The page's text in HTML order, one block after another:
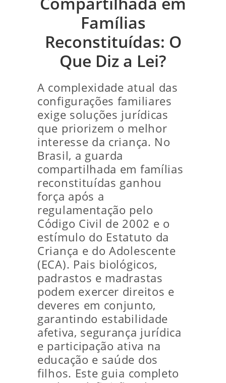
Famílias
Reconstituídas: O
Que Diz a Lei?
A complexidade atual das
configurações familiares
exige soluções jurídicas
que priorizem o melhor
interesse da criança. No
Brasil, a guarda
compartilhada em famílias
reconstituídas ganhou
força após a
regulamentação pelo
Código Civil de 2002 e o
estímulo do Estatuto da
Criança e do Adolescente
(ECA). Pais biológicos,
padrastos e madrastas
podem exercer direitos e
deveres em conjunto,
garantindo estabilidade
afetiva, segurança jurídica
e participação ativa na
educação e saúde dos
filhos. Este guia completo